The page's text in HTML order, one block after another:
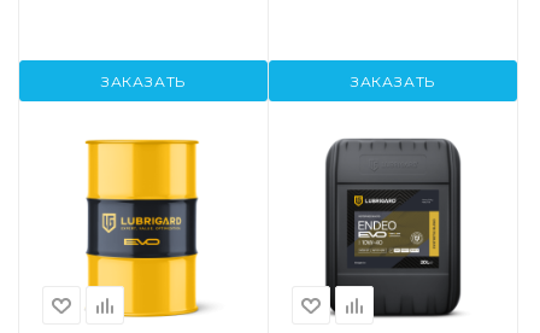
ЗАКАЗАТЬ ЗАКАЗАТЬ